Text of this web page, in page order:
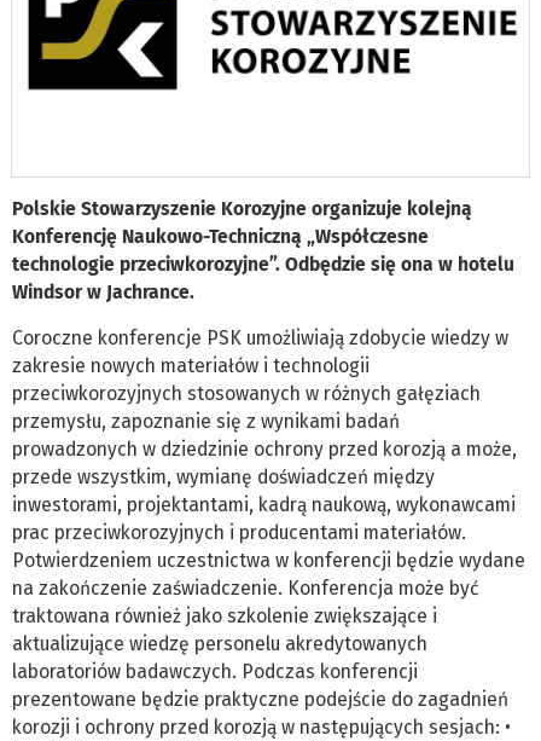
Polskie Stowarzyszenie Korozyjne organizuje kolejną
Konferencję Naukowo-Techniczną „Współczesne
technologie przeciwkorozyjne”. Odbędzie się ona w hotelu
Windsor w Jachrance.
Coroczne konferencje PSK umożliwiają zdobycie wiedzy w
zakresie nowych materiałów i technologii
przeciwkorozyjnych stosowanych w różnych gałęziach
przemysłu, zapoznanie się z wynikami badań
prowadzonych w dziedzinie ochrony przed korozją a może,
przede wszystkim, wymianę doświadczeń między
inwestorami, projektantami, kadrą naukową, wykonawcami
prac przeciwkorozyjnych i producentami materiałów.
Potwierdzeniem uczestnictwa w konferencji będzie wydane
na zakończenie zaświadczenie. Konferencja może być
traktowana również jako szkolenie zwiększające i
aktualizujące wiedzę personelu akredytowanych
laboratoriów badawczych. Podczas konferencji
prezentowane będzie praktyczne podejście do zagadnień
korozji i ochrony przed korozją w następujących sesjach: •